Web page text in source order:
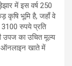
में इस वर्ष 250
कृषि भूमि है, जहाँ वे
3100 रुपये प्रति
उपज का उचित मूल्य
ऑनलाइन खाते में